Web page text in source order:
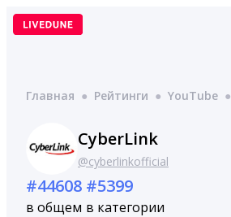
Перейти
Главная ● Рейтинги ● YouTube ●
CyberLink
@cyberlinkofficial
#44608
в общем
#5399
в категории